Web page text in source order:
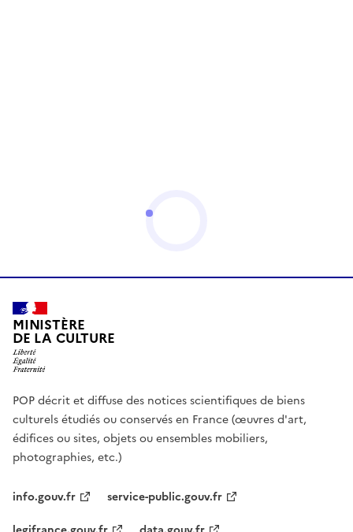
MINISTÈRE
DE LA CULTURE
POP décrit et diffuse des notices scientifiques de biens
culturels étudiés ou conservés en France (œuvres d'art,
édifices ou sites, objets ou ensembles mobiliers,
photographies, etc.)
info.gouv.fr
service-public.gouv.fr